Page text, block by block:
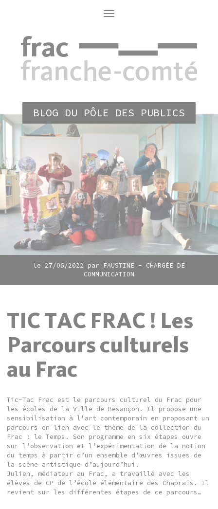
Toggle
navigation
BLOG DU PÔLE DES PUBLICS
le 27/06/2022 par
FAUSTINE - CHARGÉE DE
COMMUNICATION
TIC TAC FRAC ! Les
Parcours culturels
au Frac
Tic-Tac Frac est le parcours culturel du Frac pour
les écoles de la Ville de Besançon. Il propose une
sensibilisation à l'art contemporain en proposant un
parcours en lien avec le thème de la collection du
Frac : le Temps. Son programme en six étapes ouvre
sur l’observation et l’expérimentation de la notion
du temps à partir d’un ensemble d’œuvres issues de
la scène artistique d’aujourd’hui.
Julien, médiateur au Frac, a travaillé avec les
élèves de CP de l’école élémentaire des Chaprais. Il
revient sur les différentes étapes de ce parcours…